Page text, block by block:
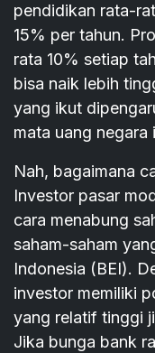
pendidikan rata-
15% per tahun.
rata 10% setiap
bisa naik lebih
yang ikut
mata uang negara
Nah, bagaimana
Investor pasar
cara menabung
saham-saham
Indonesia (BEI).
investor memiliki
yang relatif tinggi
Jika bunga bank